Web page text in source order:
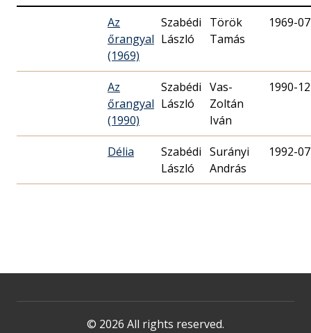
Az
őrangyal
(1969)
Szabédi
László
Török
Tamás
1969-
Az
őrangyal
(1990)
Szabédi
László
Vas-
Zoltán
Iván
1990-
Délia
Szabédi
László
Surányi
András
1992-
© 2026 All rights reserved.